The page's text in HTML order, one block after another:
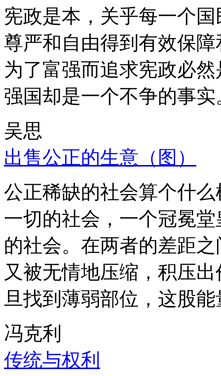
宪政是本，关乎每一个
尊严和自由得到有效保
为了富强而追求宪政必
强国却是一个不争的事实
吴思
出售公正的生意（图）
公正稀缺的社会算个什
一切的社会，一个冠冕
的社会。在两者的差距
又被无情地压缩，积压
旦找到薄弱部位，这股
冯克利
传统与权利